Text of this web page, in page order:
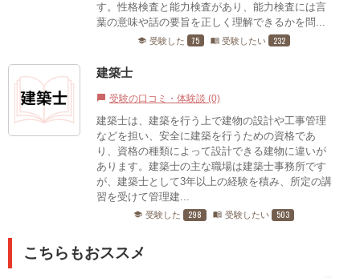
す。性格検査と能力検査があり、能力検査には言
葉の意味や話の要旨を正しく理解できるかを問...
school 受験した 75 menu_book 受験したい 232
建築士
chat_bubble 受験の口コミ・体験談 (0)
建築士は、建築を行う上で建物の設計や工事管理
などを担い、安全に建築を行うための資格であ
り、資格の種類によって設計できる建物に違いが
あります。建築士の主な職場は建築士事務所です
が、建築士として3年以上の経験を積み、所定の講
習を受けて管理建...
school 受験した 298 menu_book 受験したい 503
こちらもおススメ